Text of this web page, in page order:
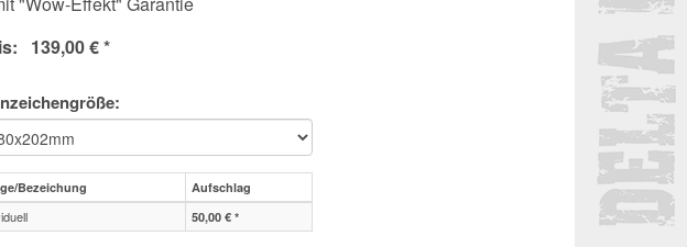
139,00 € *
Bezeichung Aufschlag
50,00 € *